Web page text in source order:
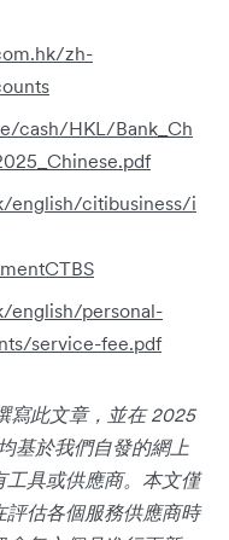
zh-
cash/HKL/Bank_Ch
english/citibusiness/i
english/personal-
service-fee.pdf
寫此文章，並在 2025
基於我們自發的網上
具或供應商。本文僅
估各個服務供應商時